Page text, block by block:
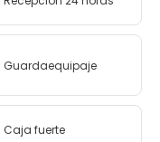
Guardaequipaje
Caja fuerte